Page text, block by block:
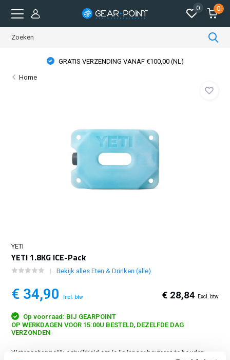
0 0
GRATIS VERZENDING VANAF €100,00 (NL)
Home
YETI
YETI 1.8KG ICE-Pack
Bekijk alles Eten & Drinken (alle)
€ 34,90 Incl. btw € 28,84 Excl. btw
Op voorraad: BIJ GEARPOINT
OP WERKDAGEN VOOR 15:00U BESTELD, DEZELFDE DAG
VERZONDEN
Wetenschappelijk ontwikkeld om je ijs langer bevroren te houden....